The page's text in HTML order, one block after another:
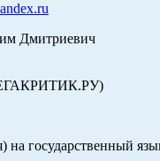
Дмитриевич
на государственный